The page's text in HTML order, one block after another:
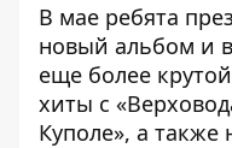
В мае ребята
новый альбом и
еще более
хиты с
Куполе», а также